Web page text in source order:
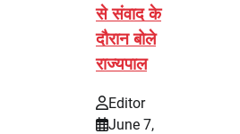
से संवाद के
दौरान बोले
राज्यपाल
Editor
June 7,